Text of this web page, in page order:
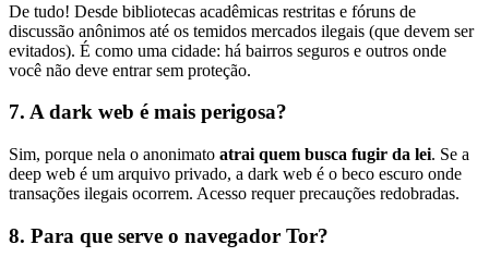
De tudo! Desde bibliotecas acadêmicas restritas e fóruns de
discussão anônimos até os temidos mercados ilegais (que devem ser
evitados). É como uma cidade: há bairros seguros e outros onde
você não deve entrar sem proteção.
7. A dark web é mais perigosa?
Sim, porque nela o anonimato atrai quem busca fugir da lei. Se a
deep web é um arquivo privado, a dark web é o beco escuro onde
transações ilegais ocorrem. Acesso requer precauções redobradas.
8. Para que serve o navegador Tor?